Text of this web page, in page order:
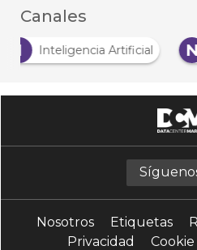
Canales
I
Inteligencia Artificial
Nosotros Etiquetas
Privacidad
Cookie